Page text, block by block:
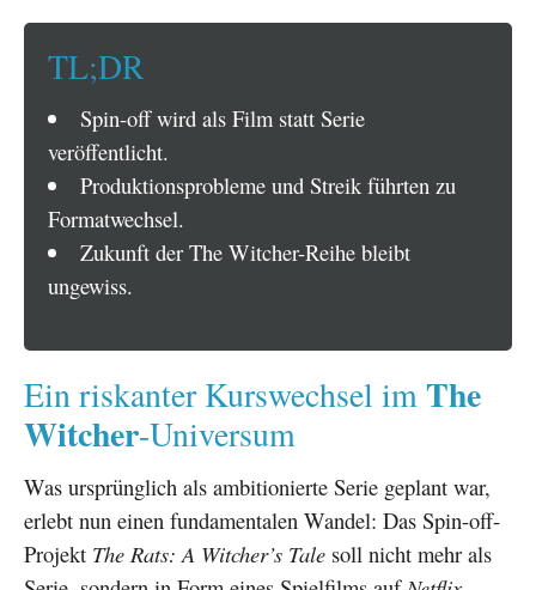
TL;DR
Spin-off wird als Film statt Serie
veröffentlicht.
Produktionsprobleme und Streik führten zu
Formatwechsel.
Zukunft der The Witcher-Reihe bleibt
ungewiss.
Ein riskanter Kurswechsel imThe
Witcher-Universum
Was ursprünglich als ambitionierte Serie geplant war,
erlebt nun einen fundamentalen Wandel: Das Spin-off-
Projekt The Rats: A Witcher’s Tale soll nicht mehr als